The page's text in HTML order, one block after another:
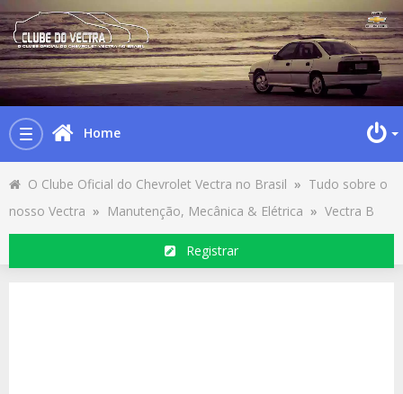
Toggle
navigation
Home
O Clube Oficial do Chevrolet Vectra no Brasil » Tudo sobre o
nosso Vectra » Manutenção, Mecânica & Elétrica » Vectra B
Registrar